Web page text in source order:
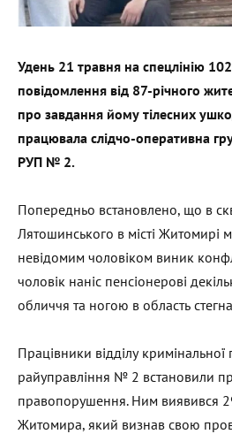
Удень 21 травня на спецлінію
повідомлення від 87-річного
про завдання йому тілесних
працювала слідчо-оперативна
РУП № 2.
Попередньо встановлено, що в
Лятошинського в місті Житомирі
невідомим чоловіком виник
чоловік наніс пенсіонерові
обличчя та ногою в область
Працівники відділу кримінальної
райуправління № 2 встановили
правопорушення. Ним виявився
Житомира, який визнав свою